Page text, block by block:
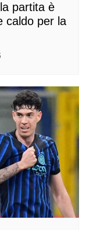
partita è
caldo per la